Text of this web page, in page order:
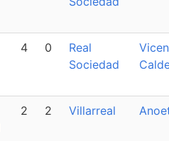
4 0
Real
Sociedad
2 2 Villarreal